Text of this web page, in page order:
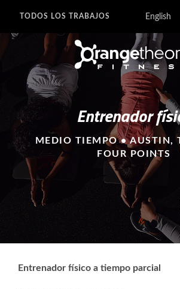
TODOS LOS TRABAJOS English
Entrenador
MEDIO TIEMPO • AUSTIN,
FOUR POINTS
Entrenador físico a tiempo parcial